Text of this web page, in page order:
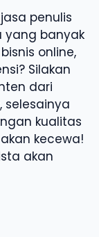
penulis
yang banyak
online,
Silakan
dari
selesainya
kualitas
kecewa!
akan